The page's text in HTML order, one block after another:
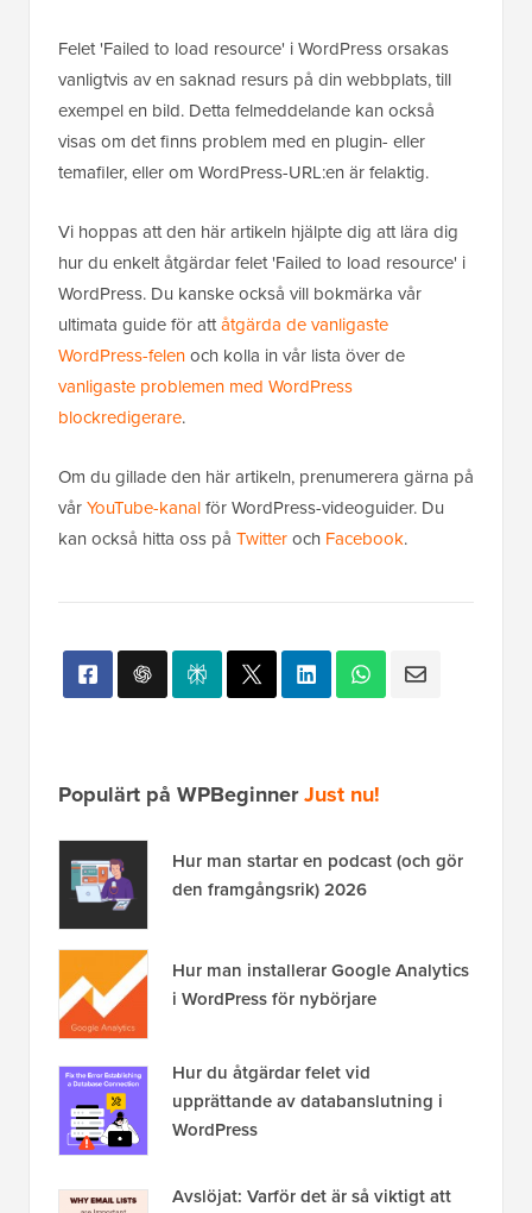
Felet 'Failed to load resource' i WordPress orsakas
vanligtvis av en saknad resurs på din webbplats, till
exempel en bild. Detta felmeddelande kan också
visas om det finns problem med en plugin- eller
temafiler, eller om WordPress-URL:en är felaktig.
Vi hoppas att den här artikeln hjälpte dig att lära dig
hur du enkelt åtgärdar felet 'Failed to load resource' i
WordPress. Du kanske också vill bokmärka vår
ultimata guide för attåtgärda de vanligaste
WordPress-felenoch kolla in vår lista över de
vanligaste problemen med WordPress
blockredigerare.
Om du gillade den här artikeln, prenumerera gärna på
vårYouTube-kanalför WordPress-videoguider. Du
kan också hitta oss på Twitteroch Facebook.
Populärt på WPBeginnerJust nu!
Hur man startar en podcast (och gör
den framgångsrik) 2026
Hur man installerar Google Analytics
i WordPress för nybörjare
Hur du åtgärdar felet vid
upprättande av databanslutning i
WordPress
Avslöjat: Varför det är så viktigt att